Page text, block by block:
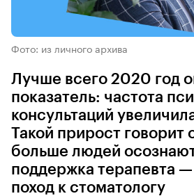
Фото: из личного архива
Лучше всего 2020 год
показатель: частота
консультаций
Такой прирост говорит
больше людей
поддержка терапевта
поход к стоматологу